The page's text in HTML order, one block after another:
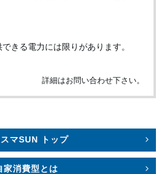
きる電力には限りがあります。
詳細はお問い合わせ下さい。
マSUN トップ
家消費型とは